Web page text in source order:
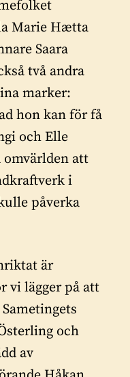
Marie Hætta
Saara
två andra
marker:
hon kan för få
och Elle
att
i
påverka
är
vi lägger på att
och
av